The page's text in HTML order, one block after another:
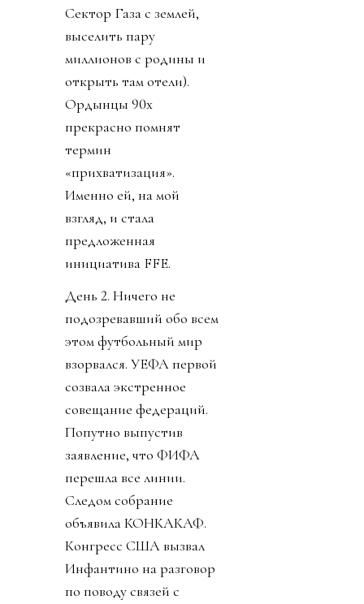
Сектор Газа с землей,
выселить пару
миллионов с родины и
открыть там отели).
Ордынцы 90х
прекрасно помнят
термин
«прихватизация».
Именно ей, на мой
взгляд, и стала
предложенная
инициатива FFE.
День 2. Ничего не
подозревавший обо всем
этом футбольный мир
взорвался. УЕФА первой
созвала экстренное
совещание федераций.
Попутно выпустив
заявление, что ФИФА
перешла все линии.
Следом собрание
объявила КОНКАКАФ.
Конгресс США вызвал
Инфантино на разговор
по поводу связей с